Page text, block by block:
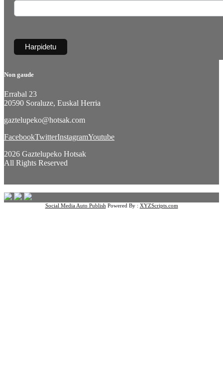
Non gaude
Errabal 23
20590 Soraluze, Euskal Herria
gaztelupeko@hotsak.com
FacebookTwitterInstagramYoutube
2026 Gaztelupeko Hotsak
All Rights Reserved
Social Media Auto Publish Powered By : XYZScripts.com